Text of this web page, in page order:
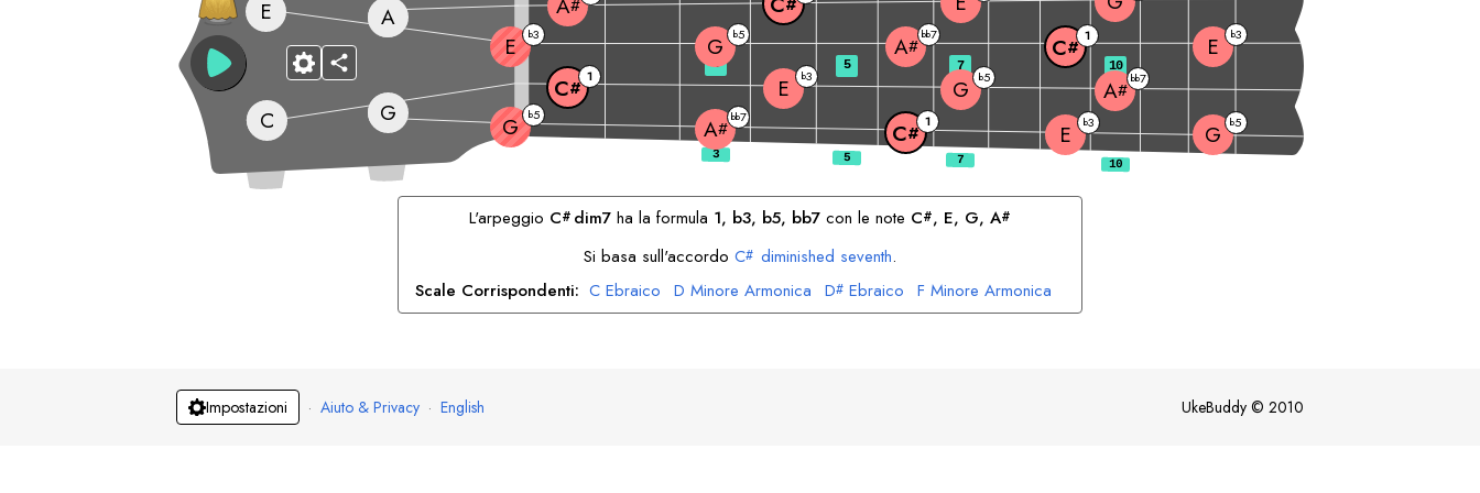
G G b5
A#
bb7
C# 1 E b3 G b5
C
C# 1 E b3 G b5 A#
bb7
E
E
b3 G b5 A#
bb7 C# 1 E b3
A #
3 5 7 10
L'arpeggio C# dim7ha la formula 1, b3, b5, bb7con le note C#, E, G, A#
Si basa sull'accordoC# diminished seventh.
Scale Corrispondenti: C Ebraico D Minore Armonica D# Ebraico F Minore Armonica
F# Ebraico G# Minore Armonica A Ebraico B Minore Armonica
Impostazioni · Aiuto & Privacy · English UkeBuddy © 2010